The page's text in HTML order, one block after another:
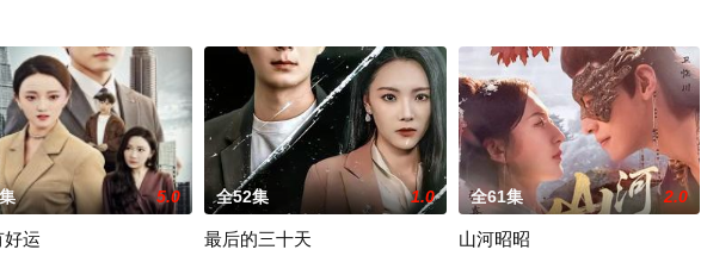
5.0
好运
全52集 1.0
最后的三十天
全61集 2.0
山河昭昭